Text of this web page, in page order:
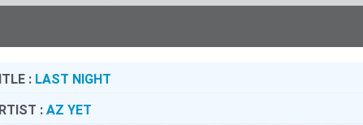
: LAST NIGHT
: AZ YET